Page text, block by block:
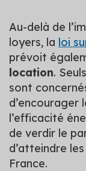
Au-delà de
loyers, la loi
prévoit
location.
sont
d’encourager
l’efficacité
de verdir le
d’atteindre
France.